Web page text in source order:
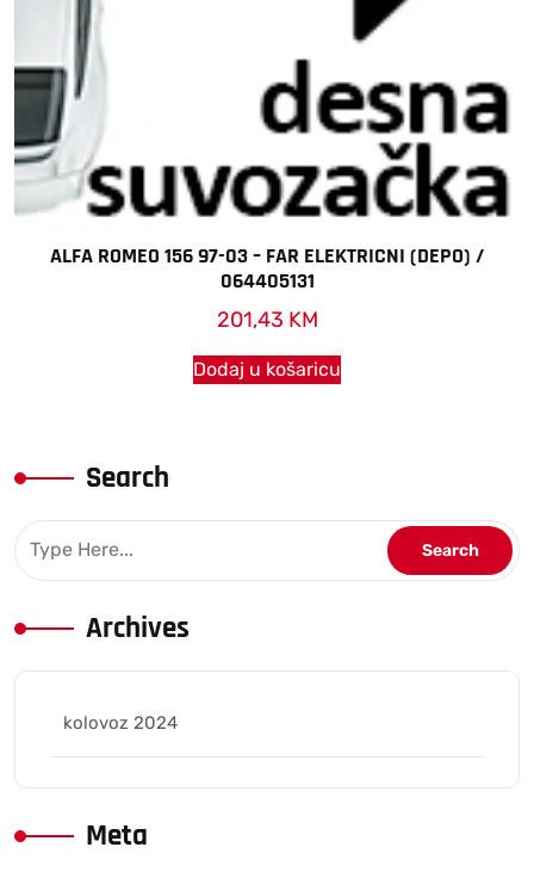
ALFA ROMEO 156 97-03 – FAR ELEKTRICNI (DEPO) /
064405131
201,43 KM
Dodaj u košaricu
Search
Archives
kolovoz 2024
Meta